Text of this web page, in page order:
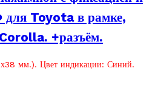
Toyota в рамке,
+разъём.
мм.). Цвет индикации: Синий.